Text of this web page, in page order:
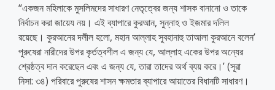
“একজন মহিলাকে মুসলিমদের সাধারণ নেতৃত্বের জন্য শাসক বানানো ও তাকে
নির্বাচন করা জায়েয নয়। এই ব্যাপারে কুরআন, সুন্নাহ ও ইজমার দলিল
রয়েছে। কুরআনের দলীল হলো, মহান আল্লাহ সুবহানাহু তাআলা কুরআনে বলেন’
পুরুষেরা নারীদের উপর কৃর্তত্বশীল এ জন্য যে, আল্লাহ একের উপর অন্যের
শ্রেষ্ঠত্ব দান করেছেন এবং এ জন্য যে, তারা তাদের অর্থ ব্যয় করে।’ (সূরা
নিসা: ৩৪) পরিবারে পুরুষের শাসন ক্ষমতার ব্যাপারে আয়াতের বিধানটি সাধারণ।